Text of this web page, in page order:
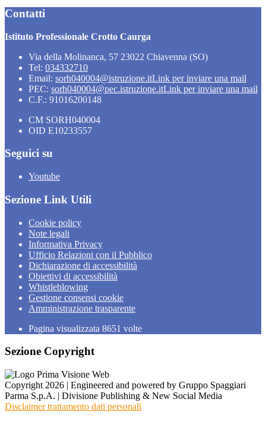
Contatti
Istituto Professionale Crotto Caurga
Via della Molinanca, 57 23022 Chiavenna (SO)
Tel: 034332710
Email: sorh040004@istruzione.itLink per inviare una mail
PEC: sorh040004@pec.istruzione.itLink per inviare una mail
C.F.: 91016200148
CM SORH040004
OID E10233557
Seguici su
Youtube
Sezione Link Utili
Cookie policy
Note legali
Informativa Privacy
Ufficio Relazioni con il Pubblico
Dichiarazione di accessibilità
Obiettivi di accessibilità
Whistleblowing
Gestione consensi cookie
Amministrazione trasparente
Pagina visualizzata 8651 volte
Sezione Copyright
Copyright 2026 | Engineered and powered by Gruppo Spaggiari
Parma S.p.A. | Divisione Publishing & New Social Media
Disclaimer trattamento dati personali